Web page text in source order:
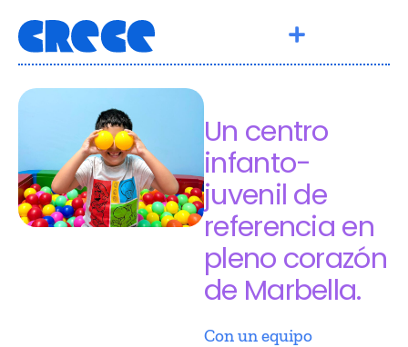
Un centro
infanto-
juvenil de
referencia en
pleno corazón
de Marbella.
Con un equipo